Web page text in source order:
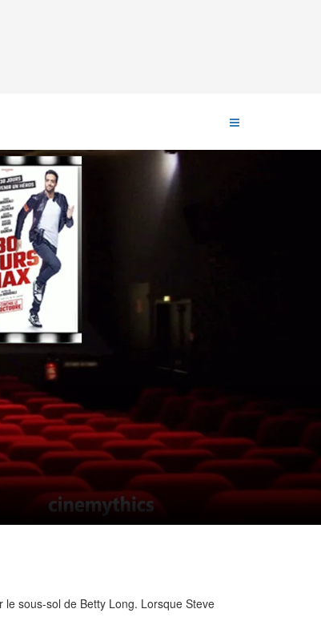
sous-sol de Betty Long. Lorsque Steve